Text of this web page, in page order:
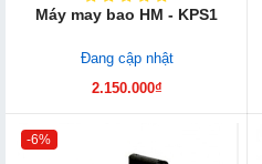
Máy may bao HM - KPS1
Đang cập nhật
2.150.000₫
-6%